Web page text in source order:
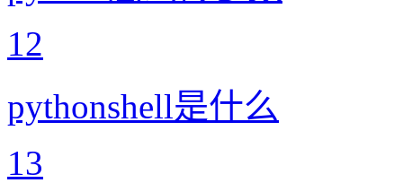
12
pythonshell是什么
13